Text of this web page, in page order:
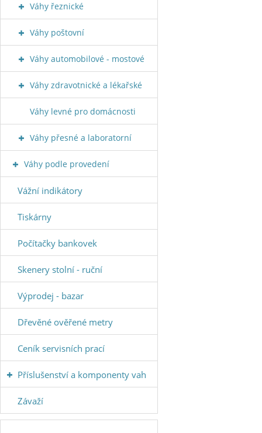
Váhy řeznické
Váhy poštovní
Váhy automobilové - mostové
Váhy zdravotnické a lékařské
Váhy levné pro domácnosti
Váhy přesné a laboratorní
Váhy podle provedení
Vážní indikátory
Tiskárny
Počítačky bankovek
Skenery stolní - ruční
Výprodej - bazar
Dřevěné ověřené metry
Ceník servisních prací
Příslušenství a komponenty vah
Závaží